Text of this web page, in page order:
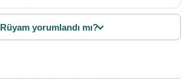
Rüyam yorumlandı mı?